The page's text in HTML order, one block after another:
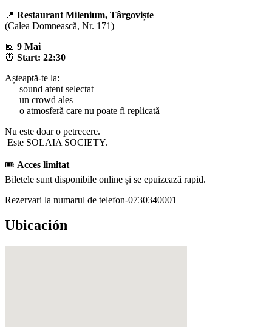
📍 Restaurant Milenium, Târgoviște
(Calea Domnească, Nr. 171)
📅 9 Mai
⏰ Start: 22:30
Așteaptă-te la:
— sound atent selectat
— un crowd ales
— o atmosferă care nu poate fi replicată
Nu este doar o petrecere.
Este SOLAIA SOCIETY.
🎟 Acces limitat
Biletele sunt disponibile online și se epuizează rapid.
Rezervari la numarul de telefon-0730340001
Ubicación